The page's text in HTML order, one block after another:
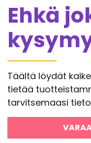
Ehkä
Täältä löydät
tietää
tarvitsemaasi